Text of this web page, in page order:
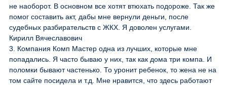
не наоборот. В основном все хотят втюхать подороже. Так же
помог составить акт, дабы мне вернули деньги, после
судебных разбирательств с ЖКХ. Я доволен услугами.
Кирилл Вячеславович
3. Компания Комп Мастер одна из лучших, которые мне
попадались. Я часто бываю у них, так как дома три компа. И
поломки бывают частенько. То уронит ребенок, то жена не на
том сайте посидела и т.д. Мне нравится, что здесь работают